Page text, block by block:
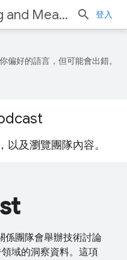
登入
偏好的語言，但可能會出錯。
及瀏覽團隊內容。
係團隊會舉辦技術討論
域的洞察資料。這項